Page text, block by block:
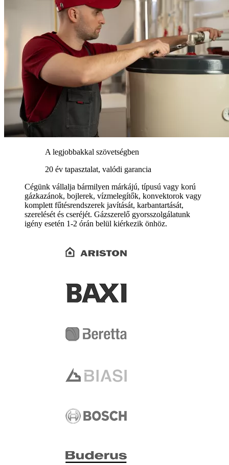
A legjobbakkal szövetségben
20 év tapasztalat, valódi garancia
Cégünk vállalja bármilyen márkájú, típusú vagy korú
gázkazánok, bojlerek, vízmelegítők, konvektorok vagy
komplett fűtésrendszerek javítását, karbantartását,
szerelését és cseréjét. Gázszerelő gyorsszolgálatunk
igény esetén 1-2 órán belül kiérkezik önhöz.